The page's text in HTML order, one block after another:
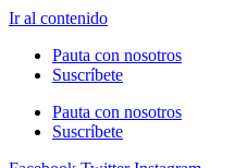
Ir al contenido
Pauta con nosotros
Suscríbete
Pauta con nosotros
Suscríbete